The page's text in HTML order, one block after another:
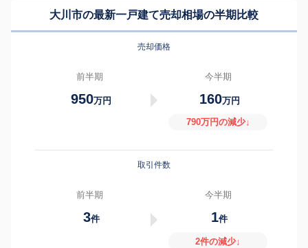
大川市の最新一戸建て売却相場の半期比較
売却価格
前半期
950万円
今半期
160万円
790万円の減少↓
取引件数
前半期
3件
今半期
1件
2件の減少↓